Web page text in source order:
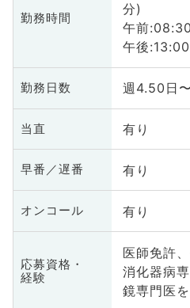
勤務時間
分)
午前
午後
勤務日数 週4.50日
当直 有り
早番／遅番 有り
オンコール 有り
応募資格・
経験
医師免許
消化器病
鏡専門医